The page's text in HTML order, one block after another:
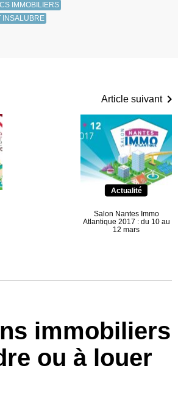
IMMOBILIERS
INSALUBRE
Article suivant
Actualité
Salon Nantes Immo
Atlantique 2017 : du 10 au
12 mars
immobiliers
ou à louer